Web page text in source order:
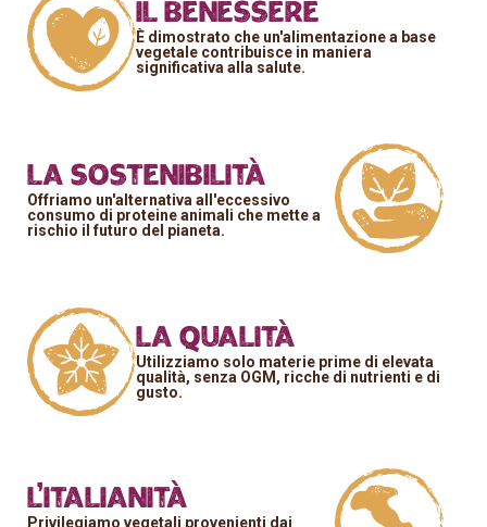
il benessere
È dimostrato che un'alimentazione a base
vegetale contribuisce in maniera
significativa alla salute.
La sostenibilità
Offriamo un'alternativa all'eccessivo
consumo di proteine animali che mette a
rischio il futuro del pianeta.
La qualità
Utilizziamo solo materie prime di elevata
qualità, senza OGM, ricche di nutrienti e di
gusto.
L’italianità
Privilegiamo vegetali provenienti dai